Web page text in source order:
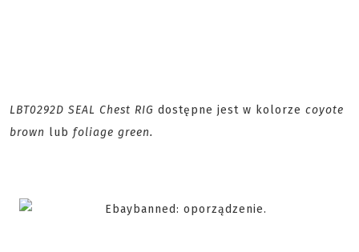
LBT0292D SEAL Chest RIG dostępne jest w kolorze coyote
brown lub foliage green.